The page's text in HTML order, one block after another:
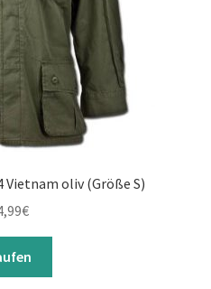
Vietnam oliv (Größe S)
€